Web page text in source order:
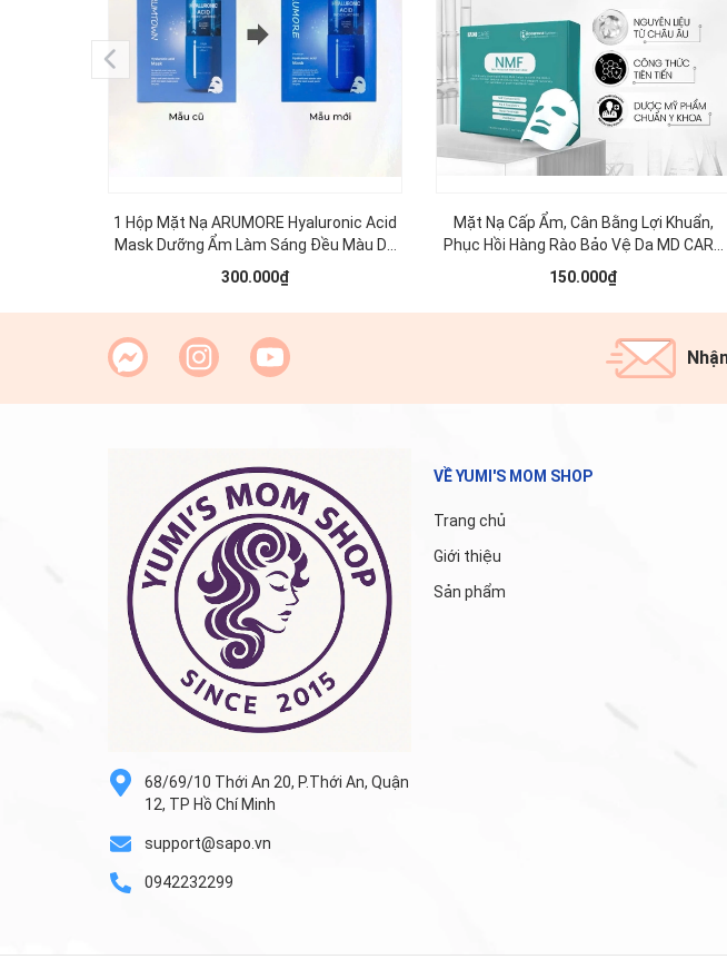
1 Hộp Mặt Nạ ARUMORE Hyaluronic Acid
Mask Dưỡng Ẩm Làm Sáng Đều Màu Da
23ML ( Xanh Dương )
300.000₫
Mặt Nạ Cấp Ẩm, Cân Bằng Lợi Khuẩn,
Phục Hồi Hàng Rào Bảo Vệ Da MD CARE
NMF SKIN Protection Premium Mask
30ml (1 miếng )
150.000₫
68/69/10 Thới An 20, P.Thới An, Quận
12, TP Hồ Chí Minh
support@sapo.vn
0942232299
VỀ YUMI'S MOM SHOP
Trang chủ
Giới thiệu
Sản phẩm